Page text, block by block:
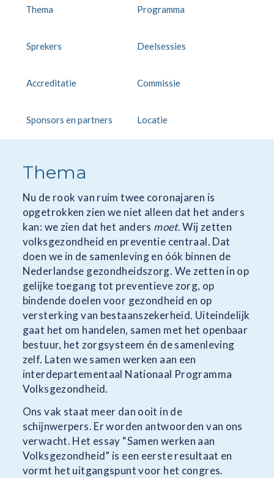
Thema Programma
Sprekers Deelsessies
Accreditatie Commissie
Sponsors en partners Locatie
Thema
Nu de rook van ruim twee coronajaren is
opgetrokken zien we niet alleen dat het anders
kan: we zien dat het anders moet. Wij zetten
volksgezondheid en preventie centraal. Dat
doen we in de samenleving en óók binnen de
Nederlandse gezondheidszorg. We zetten in op
gelijke toegang tot preventieve zorg, op
bindende doelen voor gezondheid en op
versterking van bestaanszekerheid. Uiteindelijk
gaat het om handelen, samen met het openbaar
bestuur, het zorgsysteem én de samenleving
zelf. Laten we samen werken aan een
interdepartementaal Nationaal Programma
Volksgezondheid.
Ons vak staat meer dan ooit in de
schijnwerpers. Er worden antwoorden van ons
verwacht. Het essay “Samen werken aan
Volksgezondheid” is een eerste resultaat en
vormt het uitgangspunt voor het congres.